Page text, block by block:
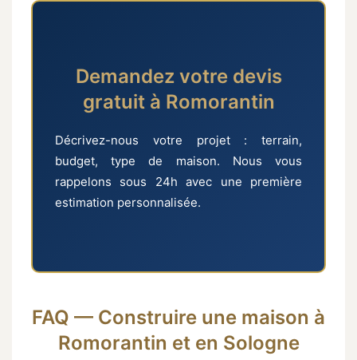
Demandez votre devis
gratuit à Romorantin
Décrivez-nous votre projet : terrain,
budget, type de maison. Nous vous
rappelons sous 24h avec une première
estimation personnalisée.
FAQ — Construire une maison à
Romorantin et en Sologne